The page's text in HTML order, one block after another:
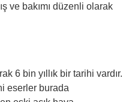
ve bakımı düzenli olarak
6 bin yıllık bir tarihi vardır.
eserler burada